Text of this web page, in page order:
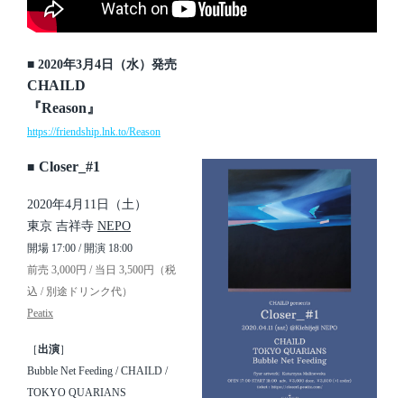
■ 2020年3月4日（水）発売
CHAILD
『Reason』
https://friendship.lnk.to/Reason
■ Closer_#1
2020年4月11日（土）
東京 吉祥寺 NEPO
開場 17:00 / 開演 18:00
前売 3,000円 / 当日 3,500円（税
込 / 別途ドリンク代）
Peatix
［出演］
Bubble Net Feeding / CHAILD /
TOKYO QUARIANS